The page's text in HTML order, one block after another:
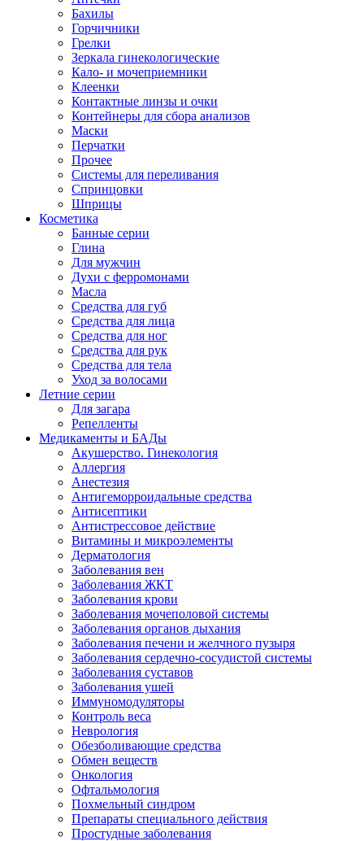
Бахилы
Горчичники
Грелки
Зеркала гинекологические
Кало- и мочеприемники
Клеенки
Контактные линзы и очки
Контейнеры для сбора анализов
Маски
Перчатки
Прочее
Системы для переливания
Спринцовки
Шприцы
Косметика
Банные серии
Глина
Для мужчин
Духи с ферромонами
Масла
Средства для губ
Средства для лица
Средства для ног
Средства для рук
Средства для тела
Уход за волосами
Летние серии
Для загара
Репелленты
Медикаменты и БАДы
Акушерство. Гинекология
Аллергия
Анестезия
Антигеморроидальные средства
Антисептики
Антистрессовое действие
Витамины и микроэлементы
Дерматология
Заболевания вен
Заболевания ЖКТ
Заболевания крови
Заболевания мочеполовой системы
Заболевания органов дыхания
Заболевания печени и желчного пузыря
Заболевания сердечно-сосудистой системы
Заболевания суставов
Заболевания ушей
Иммуномодуляторы
Контроль веса
Неврология
Обезболивающие средства
Обмен веществ
Онкология
Офтальмология
Похмельный синдром
Препараты специального действия
Простудные заболевания